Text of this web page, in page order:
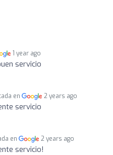
1 year ago
servicio
en 2 years ago
servicio
en 2 years ago
servicio!